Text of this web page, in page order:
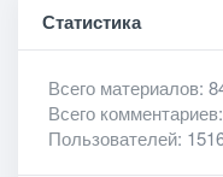
Статистика
Всего материалов:
Всего комментариев
Пользователей: